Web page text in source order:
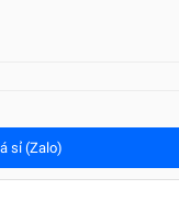
sỉ (Zalo)